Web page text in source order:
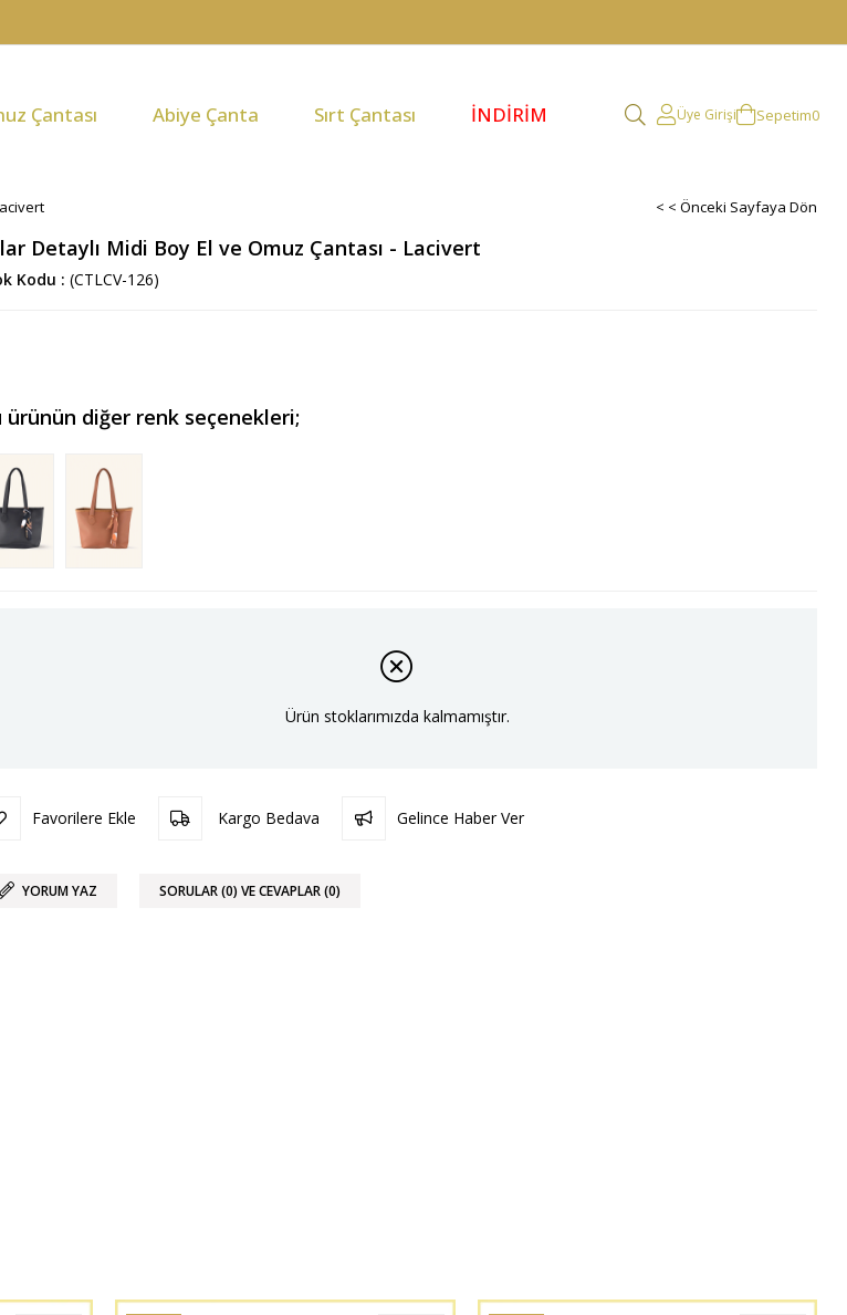
Çantası Abiye Çanta Sırt Çantası İNDİRİM Üye Girişi Sepetim0
< < Önceki Sayfaya Dön
Detaylı Midi Boy El ve Omuz Çantası - Lacivert
Kodu (CTLCV-126)
ürünün diğer renk seçenekleri;
Ürün stoklarımızda kalmamıştır.
Favorilere Ekle Kargo Bedava Gelince Haber Ver
YORUM YAZ SORULAR (0) VE CEVAPLAR (0)